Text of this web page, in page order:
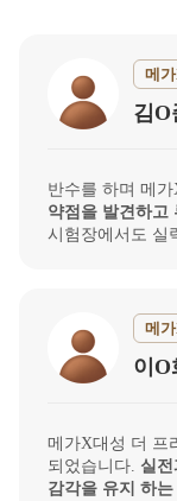
메
김O
반수를 하며 메
약점을 발견하고
시험장에서도 실
메
이O
메가X대성 더 프
되었습니다. 실
감각을 유지 하